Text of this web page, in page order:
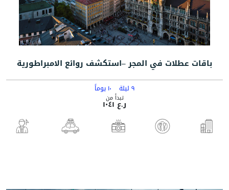
باقات عطلات في المجر –استكشف روائع الامبراطورية
٩ ليلة ١٠ يوماً
تبدأ من
ر.ع ١٠٤١